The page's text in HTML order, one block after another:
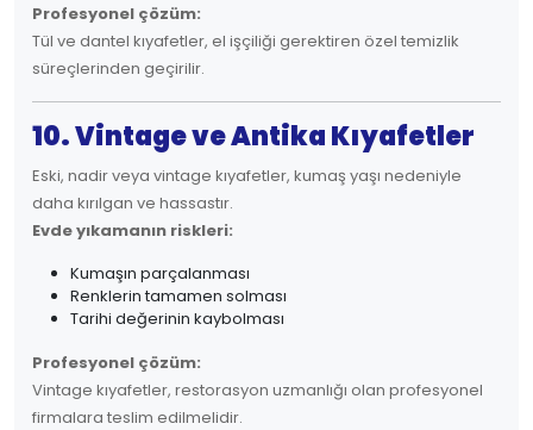
Profesyonel çözüm:
Tül ve dantel kıyafetler, el işçiliği gerektiren özel temizlik
süreçlerinden geçirilir.
10. Vintage ve Antika Kıyafetler
Eski, nadir veya vintage kıyafetler, kumaş yaşı nedeniyle
daha kırılgan ve hassastır.
Evde yıkamanın riskleri:
Kumaşın parçalanması
Renklerin tamamen solması
Tarihi değerinin kaybolması
Profesyonel çözüm:
Vintage kıyafetler, restorasyon uzmanlığı olan profesyonel
firmalara teslim edilmelidir.